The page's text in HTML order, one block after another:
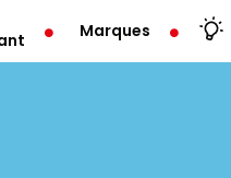
à 10:00 Marques